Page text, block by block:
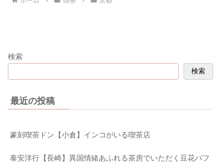
検索
検索
最近の投稿
篆刻喫茶ドン【小倉】インコがいる喫茶店
泰安洋行【長崎】異国情緒あふれる茶房でいただく豆花パフ